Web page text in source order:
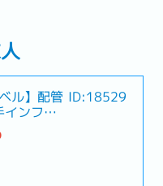
ル】配管
ンフラ
ID:18529